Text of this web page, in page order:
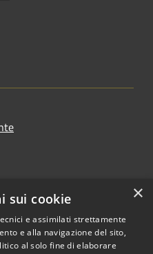
×
sui cookie
e assimilati strettamente
e alla navigazione del sito,
al solo fine di elaborare